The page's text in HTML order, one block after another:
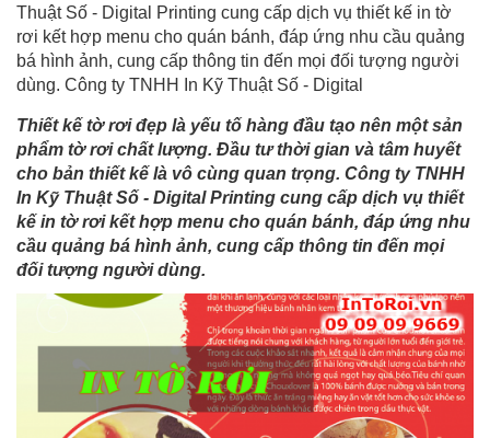
Thuật Số - Digital Printing cung cấp dịch vụ thiết kế in tờ
rơi kết hợp menu cho quán bánh, đáp ứng nhu cầu quảng
bá hình ảnh, cung cấp thông tin đến mọi đối tượng người
dùng. Công ty TNHH In Kỹ Thuật Số - Digital
Thiết kế tờ rơi đẹp là yếu tố hàng đầu tạo nên một sản
phẩm tờ rơi chất lượng. Đầu tư thời gian và tâm huyết
cho bản thiết kế là vô cùng quan trọng. Công ty TNHH
In Kỹ Thuật Số - Digital Printing cung cấp dịch vụ thiết
kế in tờ rơi kết hợp menu cho quán bánh, đáp ứng nhu
cầu quảng bá hình ảnh, cung cấp thông tin đến mọi
đối tượng người dùng.